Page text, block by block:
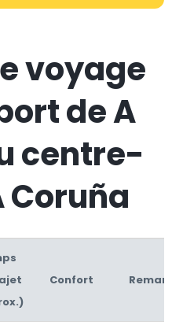
voyage
de A
centre-
Coruña
Confort